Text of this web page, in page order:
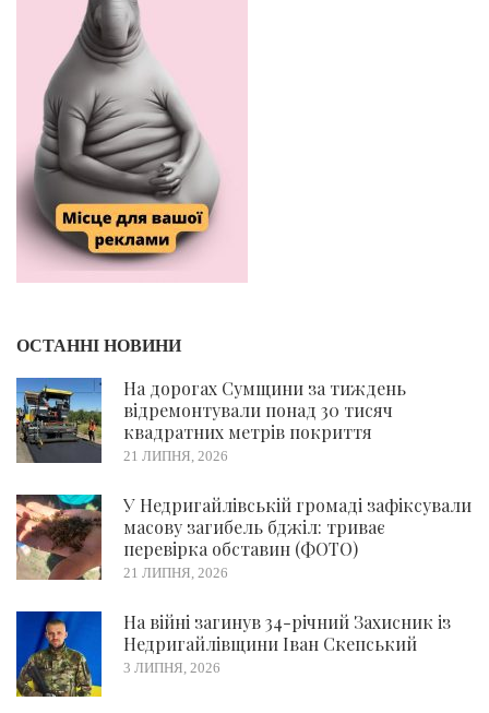
ОСТАННІ НОВИНИ
На дорогах Сумщини за тиждень
відремонтували понад 30 тисяч
квадратних метрів покриття
21 ЛИПНЯ, 2026
У Недригайлівській громаді зафіксували
масову загибель бджіл: триває
перевірка обставин (ФОТО)
21 ЛИПНЯ, 2026
На війні загинув 34-річний Захисник із
Недригайлівщини Іван Скепський
3 ЛИПНЯ, 2026